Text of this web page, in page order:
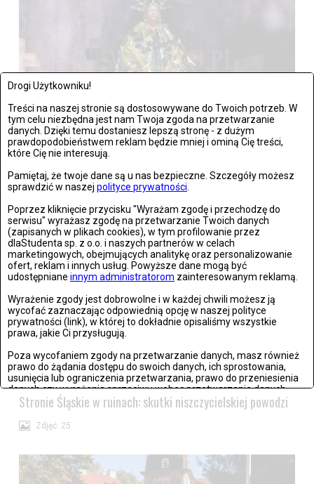
Drogi Użytkowniku!
Treści na naszej stronie są dostosowywane do Twoich potrzeb. W
tym celu niezbędna jest nam Twoja zgoda na przetwarzanie
danych. Dzięki temu dostaniesz lepszą stronę - z dużym
prawdopodobieństwem reklam będzie mniej i ominą Cię treści,
które Cię nie interesują.
Pamiętaj, że twoje dane są u nas bezpieczne. Szczegóły możesz
sprawdzić w naszej polityce prywatności
Poprzez kliknięcie przycisku "Wyrażam zgodę i przechodzę do
serwisu" wyrażasz zgodę na przetwarzanie Twoich danych
(zapisanych w plikach cookies), w tym profilowanie przez
dlaStudenta sp. z o.o. i naszych partnerów w celach
marketingowych, obejmujących analitykę oraz personalizowanie
ofert, reklam i innych usług. Powyższe dane mogą być
udostępniane innym administratorom zainteresowanym reklamą.
Wyrażenie zgody jest dobrowolne i w każdej chwili możesz ją
wycofać zaznaczając odpowiednią opcję w naszej polityce
prywatności (link), w której to dokładnie opisaliśmy wszystkie
prawa, jakie Ci przysługują.
Poza wycofaniem zgody na przetwarzanie danych, masz również
prawo do żądania dostępu do swoich danych, ich sprostowania,
usunięcia lub ograniczenia przetwarzania, prawo do przeniesienia
danych czy wyrażenia sprzeciwu wobec przetwarzania danych.
Jeżeli nie chcesz wyrazić zgody na przetwarzanie plików cookies,
przejdź doustawień zaawansowanych
Wrocław: Romeo i Julia - próba prasowa we wrocławskim
Teatrze Capitol
Stronie Śląskie w ruinach: skutki niszczycielskiej powodzi
Zdjęć: 25